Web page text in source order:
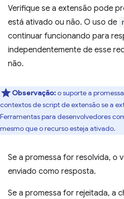
Verifique se a extensão pode
está ativado ou não. O uso de
continuar funcionando para
independentemente de esse
não.
Observação:o suporte a
contextos de script de extensão se a
Ferramentas para desenvolvedores
mesmo que o recurso esteja ativado.
Se a promessa for resolvida, o
enviado como resposta.
Se a promessa for rejeitada, a